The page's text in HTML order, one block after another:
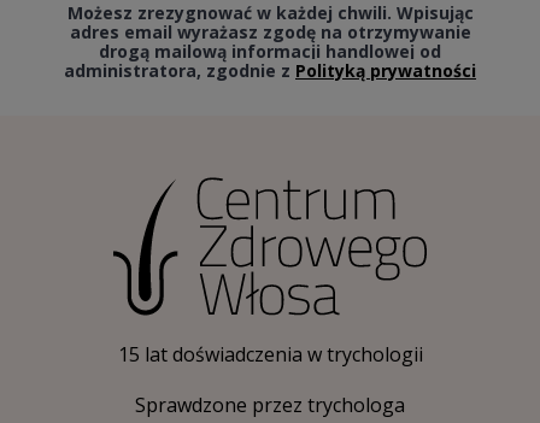
Możesz zrezygnować w każdej chwili. Wpisując
adres email wyrażasz zgodę na otrzymywanie
drogą mailową informacji handlowej od
administratora, zgodnie z Polityką prywatności
15 lat doświadczenia w trychologii
Sprawdzone przez trychologa